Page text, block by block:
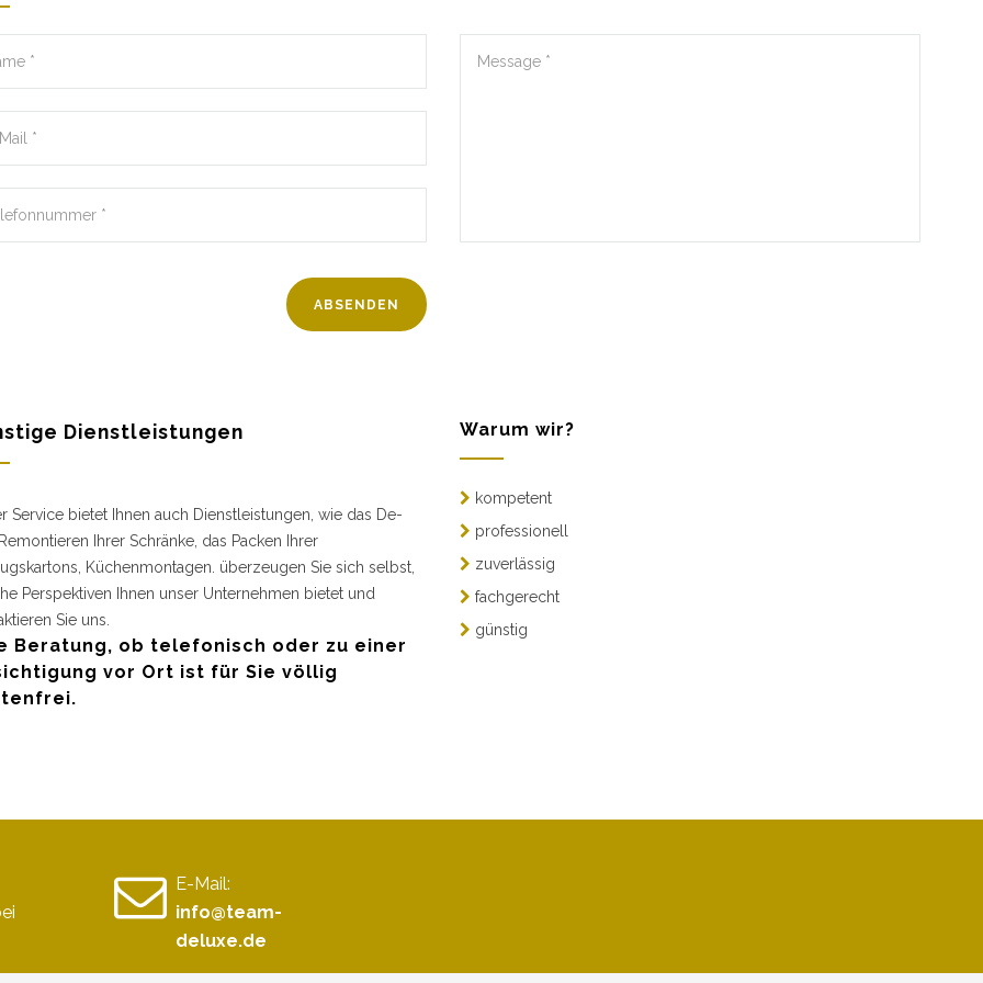
Dienstleistungen
Service bietet Ihnen auch Dienstleistungen, wie das De-
Ihrer Schränke, das Packen Ihrer
Küchenmontagen. überzeugen Sie sich selbst,
Perspektiven Ihnen unser Unternehmen bietet und
Sie uns.
Beratung, ob telefonisch oder zu einer
vor Ort ist für Sie völlig
Warum wir?
kompetent
professionell
zuverlässig
fachgerecht
günstig
E-Mail:
info@team-
deluxe.de